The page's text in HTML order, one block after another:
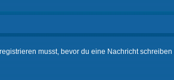
musst, bevor du eine Nachricht